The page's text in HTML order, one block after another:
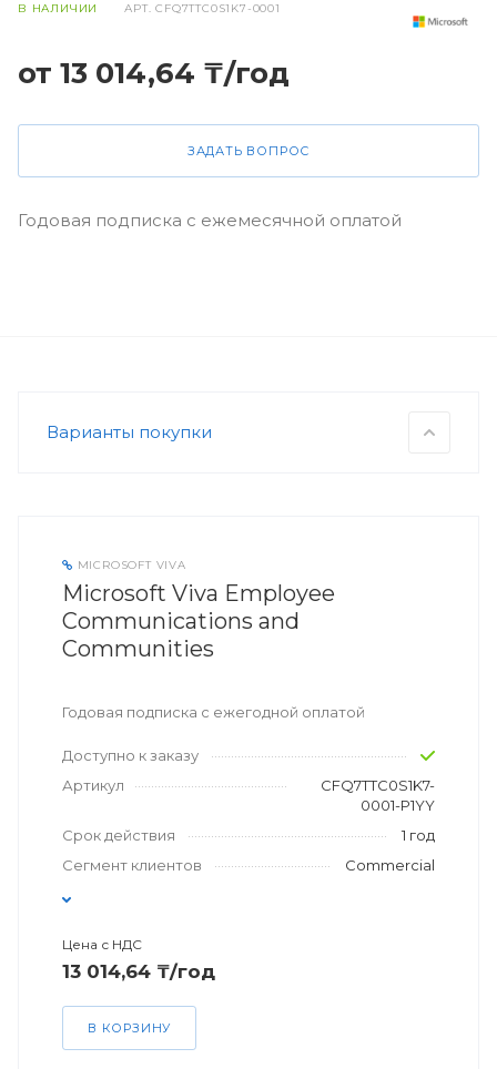
В НАЛИЧИИ АРТ.CFQ7TTC0S1K7-0001
от 13 014,64 ₸/год
ЗАДАТЬ ВОПРОС
Годовая подписка с ежемесячной оплатой
Варианты покупки
MICROSOFT VIVA
Microsoft Viva Employee
Communications and
Communities
Годовая подписка с ежегодной оплатой
Доступно к заказу
Артикул
CFQ7TTC0S1K7-
0001-P1YY
Срок действия
1 год
Сегмент клиентов
Commercial
Цена с НДС
13 014,64 ₸/год
В КОРЗИНУ